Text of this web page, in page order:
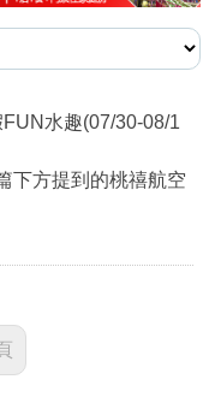
水趣(07/30-08/1
下方提到的桃禧航空